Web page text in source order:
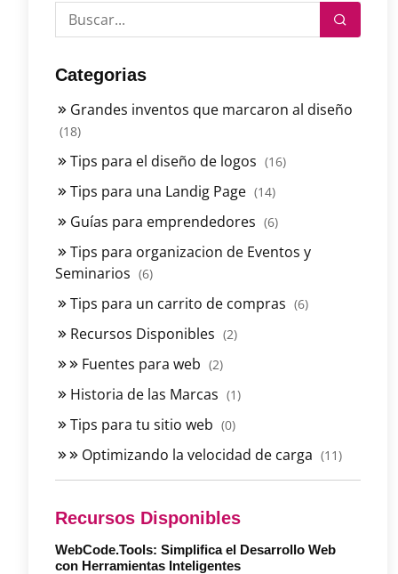
Categorias
Grandes inventos que marcaron al diseño
(18)
Tips para el diseño de logos (16)
Tips para una Landig Page (14)
Guías para emprendedores (6)
Tips para organizacion de Eventos y
Seminarios (6)
Tips para un carrito de compras (6)
Recursos Disponibles (2)
Fuentes para web (2)
Historia de las Marcas (1)
Tips para tu sitio web (0)
Optimizando la velocidad de carga (11)
Recursos Disponibles
WebCode.Tools: Simplifica el Desarrollo Web
con Herramientas Inteligentes